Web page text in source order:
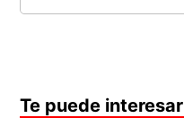
Te puede interesar